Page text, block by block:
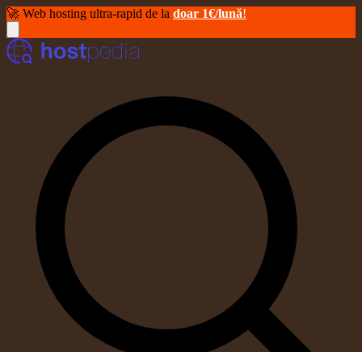
🚀 Web hosting ultra-rapid de la doar 1€/lună!